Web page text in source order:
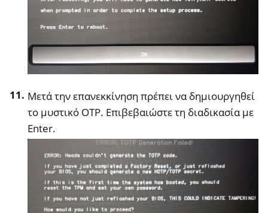
Μετά την επανεκκίνηση πρέπει να δημιουργηθεί
το μυστικό OTP. Επιβεβαιώστε τη διαδικασία με
Enter.